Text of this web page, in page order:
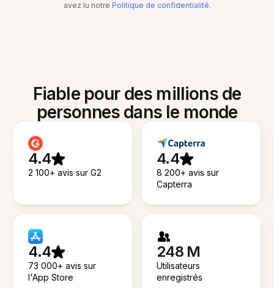
avez lu notre Politique de confidentialité.
Fiable pour des millions de
personnes dans le monde
4.4
2 100+ avis sur G2
4.4
8 200+ avis sur
Capterra
4.4
73 000+ avis sur
l'App Store
248 M
Utilisateurs
enregistrés